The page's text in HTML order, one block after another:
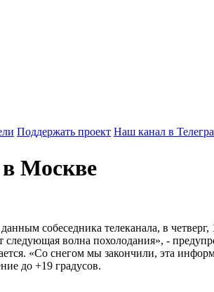
Поддержать проект Наш канал в
Москве
собеседника телеканала, в четверг,
волна похолодания», -
«Со снегом мы закончили, эта
до +19 градусов.